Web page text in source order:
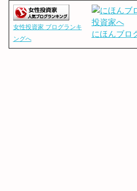
女性投資家 ブログランキ
ングへ
にほんブロ